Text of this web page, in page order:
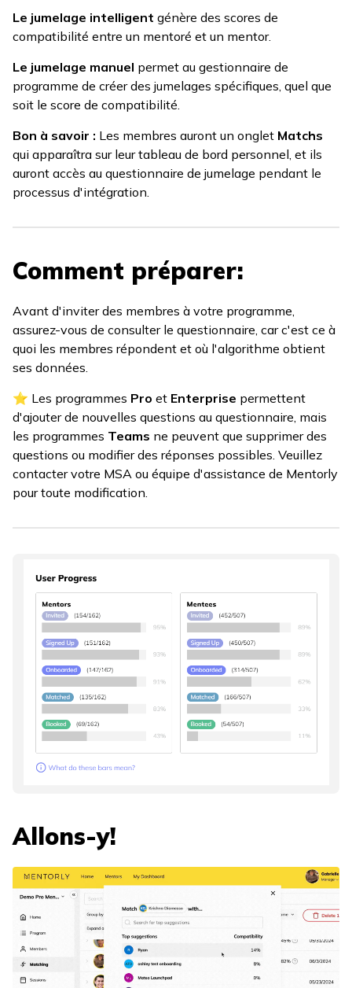
Le jumelage intelligent génère des scores de
compatibilité entre un mentoré et un mentor.
Le jumelage manuel permet au gestionnaire de
programme de créer des jumelages spécifiques, quel que
soit le score de compatibilité.
Bon à savoir : Les membres auront un onglet Matchs
qui apparaîtra sur leur tableau de bord personnel, et ils
auront accès au questionnaire de jumelage pendant le
processus d'intégration.
Comment préparer:
Avant d'inviter des membres à votre programme,
assurez-vous de consulter le questionnaire, car c'est ce à
quoi les membres répondent et où l'algorithme obtient
ses données.
⭐ Les programmes Pro et Enterprise permettent
d'ajouter de nouvelles questions au questionnaire, mais
les programmes Teams ne peuvent que supprimer des
questions ou modifier des réponses possibles. Veuillez
contacter votre MSA ou équipe d'assistance de Mentorly
pour toute modification.
Allons-y!